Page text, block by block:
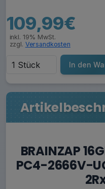
109,99€
inkl. 19% MwSt.
zzgl. Versandkosten
In den
BRAINZAP
PC4-2666V-